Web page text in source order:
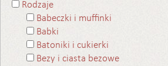
Rodzaje
Babeczki i muffinki
Babki
Batoniki i cukierki
Bezy i ciasta bezowe